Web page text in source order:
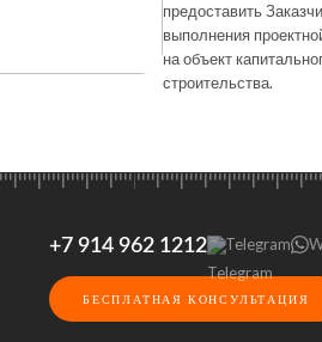
предоставить
выполнения
на объект
строительства.
+7 914 962 1212 Telegram
БЕСПЛАТНАЯ КОНСУЛЬТАЦИЯ